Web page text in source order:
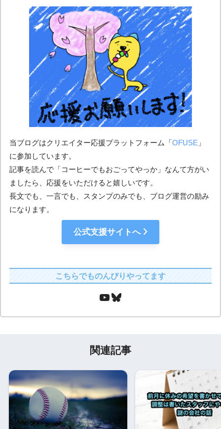
当ブログはクリエイター応援プラットフォーム「OFUSE 」
に参加しています。
記事を読んで「コーヒーでもおごってやっか」なんて方がい
ましたら、応援をいただけると嬉しいです。
長文でも、一言でも、スタンプのみでも、ブログ運営の励み
になります。
公式支援サイトへ
こちらでものんびりやってます
関連記事